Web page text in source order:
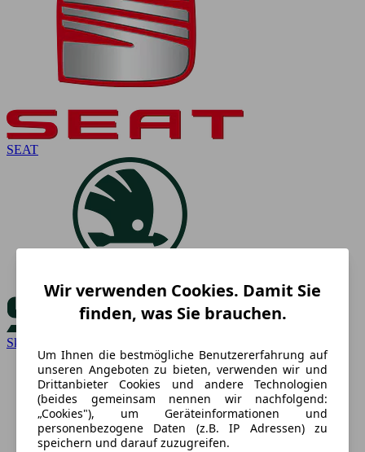
SEAT
Skoda
Wir verwenden Cookies. Damit Sie
finden, was Sie brauchen.
Um Ihnen die bestmögliche Benutzererfahrung auf
unseren Angeboten zu bieten, verwenden wir und
Drittanbieter Cookies und andere Technologien
(beides gemeinsam nennen wir nachfolgend:
„Cookies"), um Geräteinformationen und
personenbezogene Daten (z.B. IP Adressen) zu
speichern und darauf zuzugreifen.